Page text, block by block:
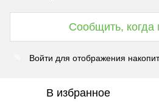
Сообщить, когда
Войти для отображения
В избранное